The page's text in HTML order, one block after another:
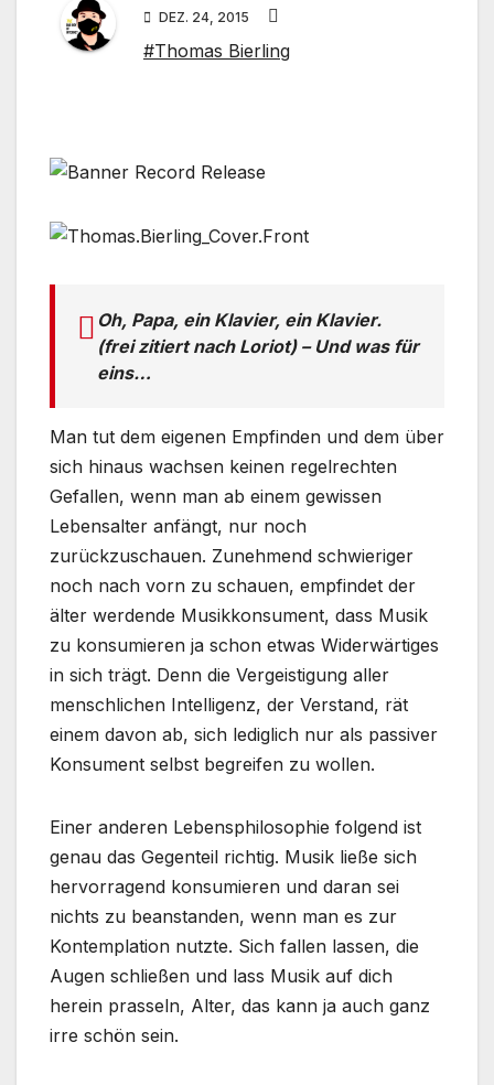
DEZ. 24, 2015
#Thomas Bierling
Oh, Papa, ein Klavier, ein Klavier.
(frei zitiert nach Loriot) – Und was für
eins…
Man tut dem eigenen Empfinden und dem über
sich hinaus wachsen keinen regelrechten
Gefallen, wenn man ab einem gewissen
Lebensalter anfängt, nur noch
zurückzuschauen. Zunehmend schwieriger
noch nach vorn zu schauen, empfindet der
älter werdende Musikkonsument, dass Musik
zu konsumieren ja schon etwas Widerwärtiges
in sich trägt. Denn die Vergeistigung aller
menschlichen Intelligenz, der Verstand, rät
einem davon ab, sich lediglich nur als passiver
Konsument selbst begreifen zu wollen.
Einer anderen Lebensphilosophie folgend ist
genau das Gegenteil richtig. Musik ließe sich
hervorragend konsumieren und daran sei
nichts zu beanstanden, wenn man es zur
Kontemplation nutzte. Sich fallen lassen, die
Augen schließen und lass Musik auf dich
herein prasseln, Alter, das kann ja auch ganz
irre schön sein.